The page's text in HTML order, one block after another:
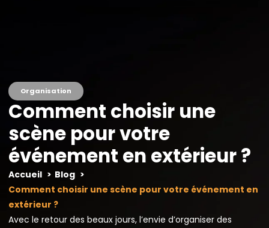
Organisation
Comment choisir une
scène pour votre
événement en extérieur ?
Accueil
Blog
Comment choisir une scène pour votre événement en
extérieur ?
Avec le retour des beaux jours, l’envie d’organiser des